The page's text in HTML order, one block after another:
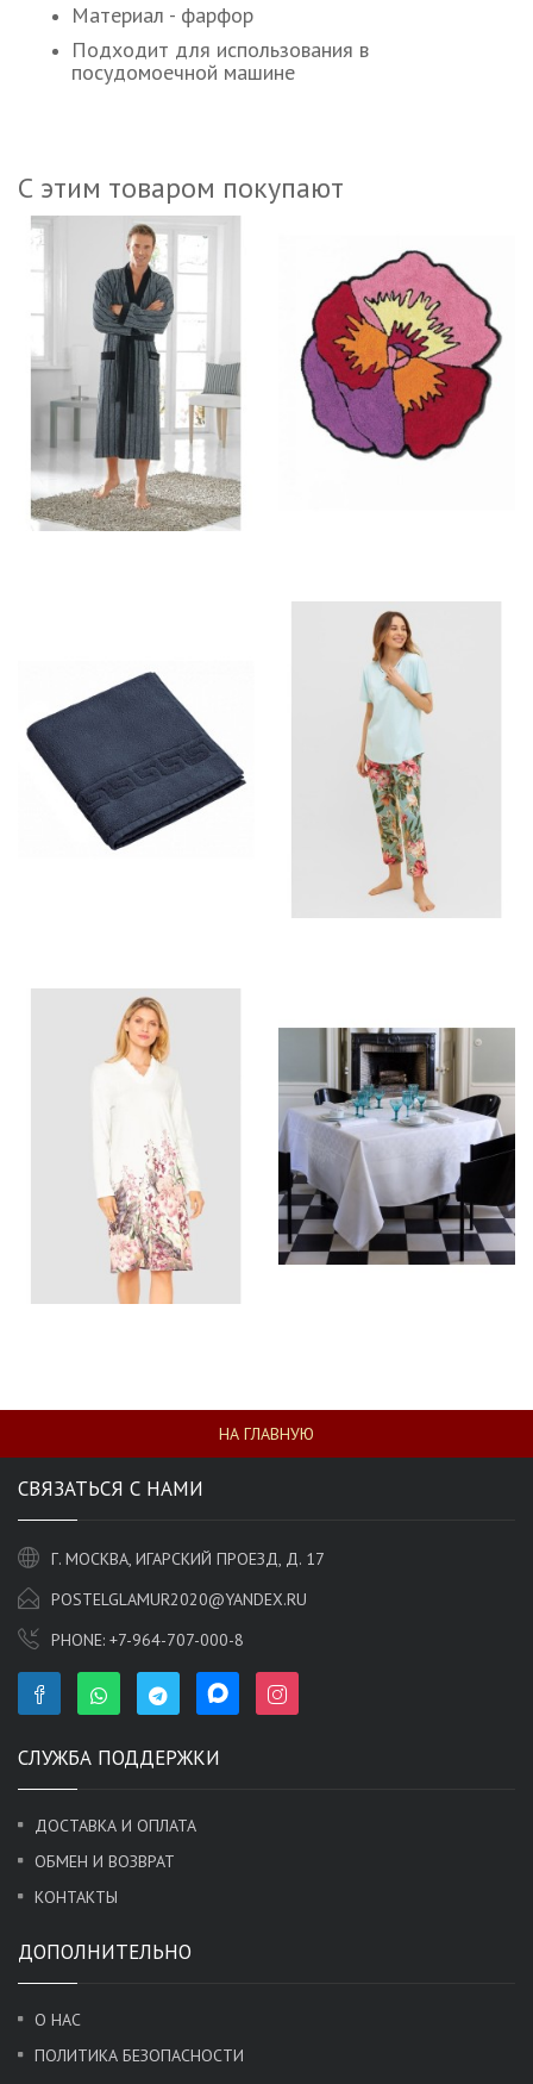
Материал - фарфор
Подходит для использования в
посудомоечной машине
С этим товаром покупают
НА ГЛАВНУЮ
СВЯЗАТЬСЯ С НАМИ
Г. МОСКВА, ИГАРСКИЙ ПРОЕЗД, Д. 17
POSTELGLAMUR2020@YANDEX.RU
PHONE: +7-964-707-000-8
СЛУЖБА ПОДДЕРЖКИ
ДОСТАВКА И ОПЛАТА
ОБМЕН И ВОЗВРАТ
КОНТАКТЫ
ДОПОЛНИТЕЛЬНО
О НАС
ПОЛИТИКА БЕЗОПАСНОСТИ